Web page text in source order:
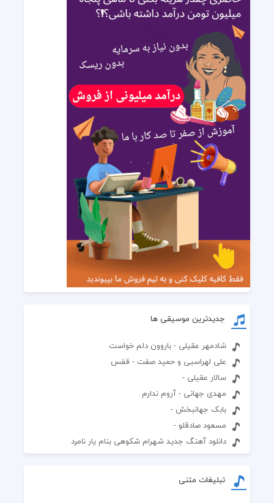
جدیدترین موسیقی ها
شادمهر عقیلی - باروون دلم خواست
علی لهراسبی و حمید صفت - قفس
سالار عقیلی -
مهدی جهانی - آروم ندارم
بابک جهانبخش -
مسعود صادقلو -
دانلود آهنگ جدید شهرام شکوهی بنام یار نامرد
تبلیغات متنی